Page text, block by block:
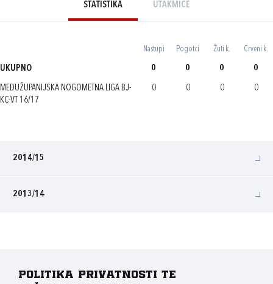
STATISTIKA UTAKMICE
Nastupi Pogotci Žuti k. Crveni k.
UKUPNO 0 0 0 0
MEĐUŽUPANIJSKA NOGOMETNA LIGA BJ-
KC-VT 16/17
0 0 0 0
2014/15
2013/14
Politika privatnosti te